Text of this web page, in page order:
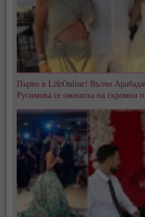
Първо в LifeOnline! Вълчо
Русимова сe oжениха на